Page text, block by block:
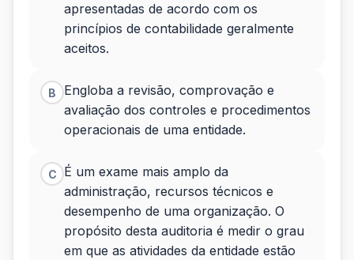
apresentadas de acordo com os
princípios de contabilidade geralmente
aceitos.
B
Engloba a revisão, comprovação e
avaliação dos controles e procedimentos
operacionais de uma entidade.
C
É um exame mais amplo da
administração, recursos técnicos e
desempenho de uma organização. O
propósito desta auditoria é medir o grau
em que as atividades da entidade estão